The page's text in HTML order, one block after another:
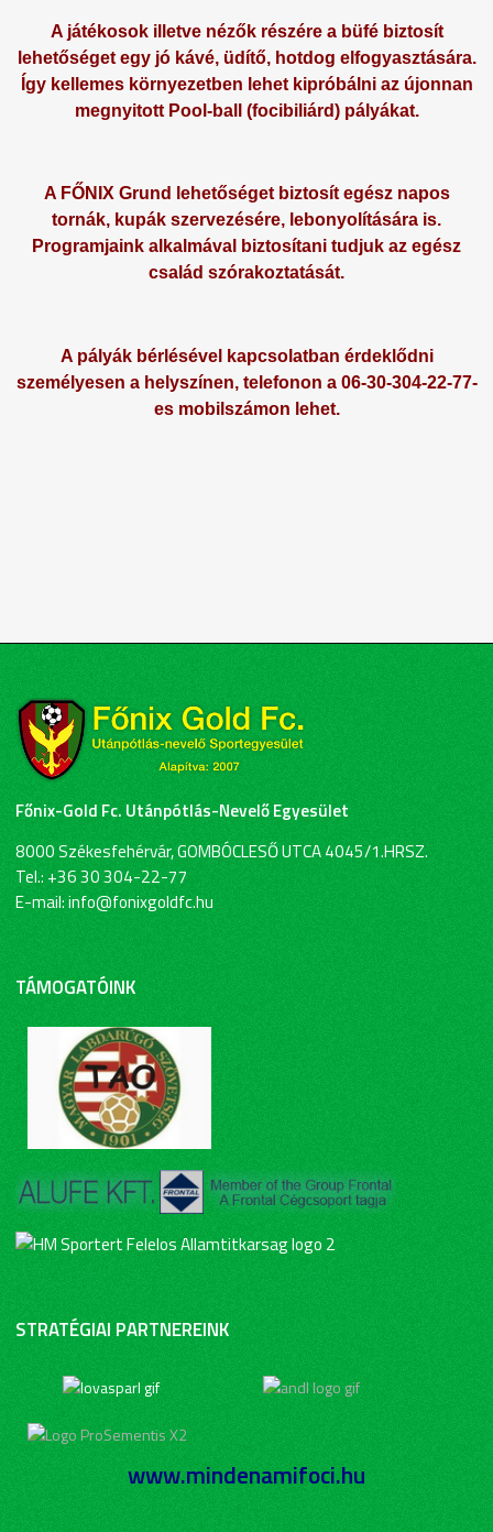
A játékosok illetve nézők részére a büfé biztosít
lehetőséget egy jó kávé, üdítő, hotdog elfogyasztására.
Így kellemes környezetben lehet kipróbálni az újonnan
megnyitott Pool-ball (focibiliárd) pályákat.
A FŐNIX Grund lehetőséget biztosít egész napos
tornák, kupák szervezésére, lebonyolítására is.
Programjaink alkalmával biztosítani tudjuk az egész
család szórakoztatását.
A pályák bérlésével kapcsolatban érdeklődni
személyesen a helyszínen, telefonon a 06-30-304-22-77-
es mobilszámon lehet.
Főnix-Gold Fc. Utánpótlás-Nevelő Egyesület
8000 Székesfehérvár, GOMBÓCLESŐ UTCA 4045/1.HRSZ.
Tel.: +36 30 304-22-77
E-mail: info@fonixgoldfc.hu
TÁMOGATÓINK
STRATÉGIAI PARTNEREINK
www.mindenamifoci.hu